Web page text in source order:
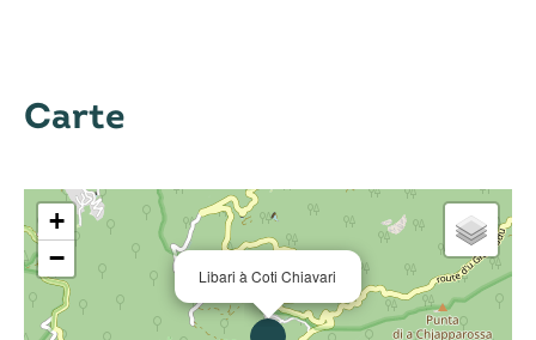
Carte
Libari à Coti Chiavari
+
−